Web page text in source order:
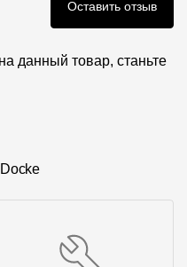
Оставить отзыв
данный товар, станьте